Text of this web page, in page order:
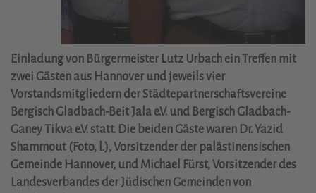
Einladung von Bürgermeister Lutz Urbach ein Treffen mit
zwei Gästen aus Hannover und jeweils vier
Vorstandsmitgliedern der Städtepartnerschaftsvereine
Bergisch Gladbach-Beit Jala e.V. und Bergisch Gladbach-
Ganey Tikva e.V. statt. Die beiden Gäste waren Dr. Yazid
Shammout (Foto, l.), Vorsitzender der palästinensischen
Gemeinde Hannover, und Michael Fürst, Vorsitzender des
Landesverbandes der Jüdischen Gemeinden von